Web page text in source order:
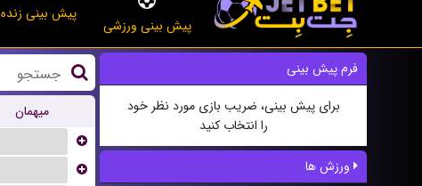
پیش بینی ورزشی
پیش بینی زنده
فرم پیش بینی
برای پیش بینی، ضریب بازی مورد نظر خود
را انتخاب کنید
ورزش ها
میهمان